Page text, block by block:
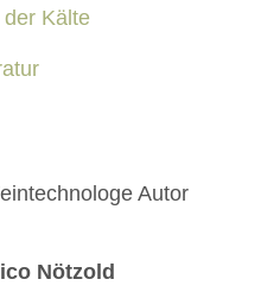
Kälte
Nötzold